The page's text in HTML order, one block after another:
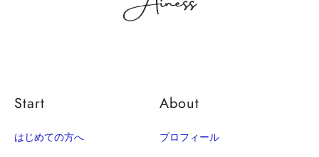
Start
はじめての方へ
About
プロフィール